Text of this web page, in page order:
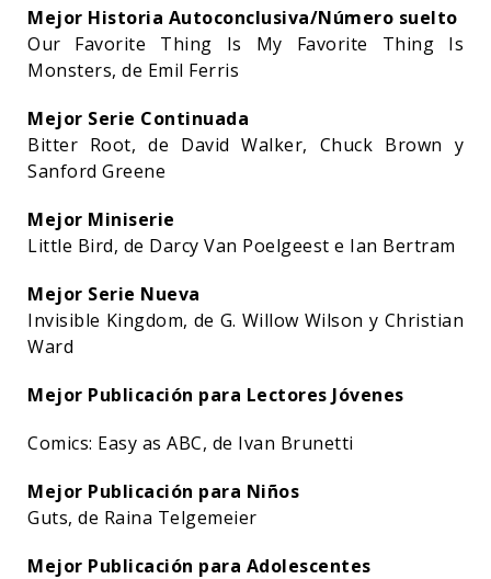
Mejor Historia Autoconclusiva/Número suelto
Our Favorite Thing Is My Favorite Thing Is
Monsters, de Emil Ferris
Mejor Serie Continuada
Bitter Root, de David Walker, Chuck Brown y
Sanford Greene
Mejor Miniserie
Little Bird, de Darcy Van Poelgeest e Ian Bertram
Mejor Serie Nueva
Invisible Kingdom, de G. Willow Wilson y Christian
Ward
Mejor Publicación para Lectores Jóvenes
Comics: Easy as ABC, de Ivan Brunetti
Mejor Publicación para Niños
Guts, de Raina Telgemeier
Mejor Publicación para Adolescentes